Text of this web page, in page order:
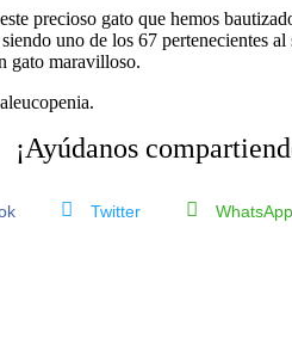
precioso gato que hemos
uno de los 67 pertenecientes
gato maravilloso.
¡Ayúdanos
Twitter WhatsApp